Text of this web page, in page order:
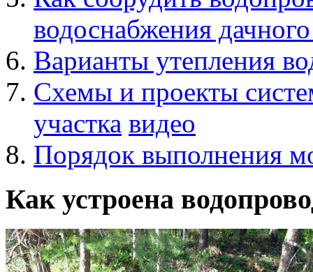
водоснабжения
Варианты утепления
Схемы и проекты
участка видео
Порядок выполнения
Как устроена